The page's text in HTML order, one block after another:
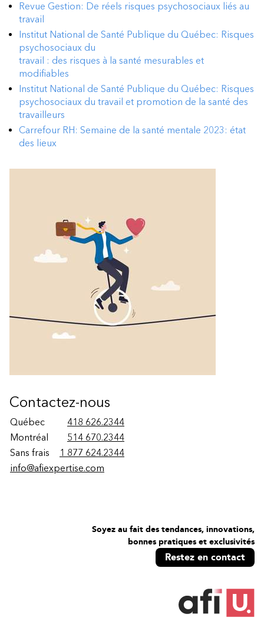
Revue Gestion: De réels risques psychosociaux liés au
travail
Institut National de Santé Publique du Québec: Risques
psychosociaux du
travail : des risques à la santé mesurables et
modifiables
Institut National de Santé Publique du Québec: Risques
psychosociaux du travail et promotion de la santé des
travailleurs
Carrefour RH: Semaine de la santé mentale 2023: état
des lieux
Contactez-nous
Québec
418 626.2344
Montréal
514 670.2344
Sans frais
1 877 624.2344
info@afiexpertise.com
Soyez au fait des tendances, innovations,
bonnes pratiques et exclusivités
Restez en contact